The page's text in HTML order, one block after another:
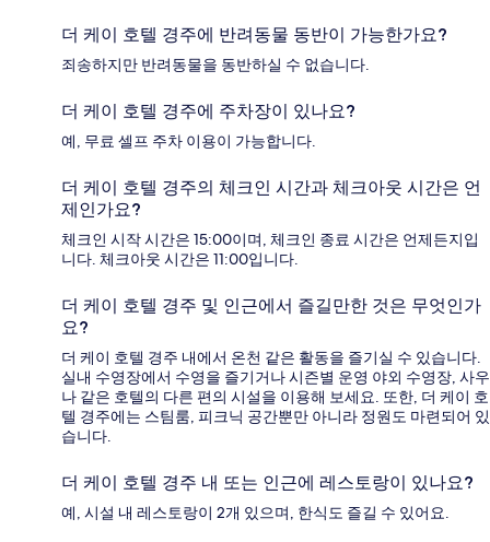
더 케이 호텔 경주에 반려동물 동반이 가능한가요?
죄송하지만 반려동물을 동반하실 수 없습니다.
더 케이 호텔 경주에 주차장이 있나요?
예, 무료 셀프 주차 이용이 가능합니다.
더 케이 호텔 경주의 체크인 시간과 체크아웃 시간은 언
제인가요?
체크인 시작 시간은 15:00이며, 체크인 종료 시간은 언제든지입
니다. 체크아웃 시간은 11:00입니다.
더 케이 호텔 경주 및 인근에서 즐길만한 것은 무엇인가
요?
더 케이 호텔 경주 내에서 온천 같은 활동을 즐기실 수 있습니다.
실내 수영장에서 수영을 즐기거나 시즌별 운영 야외 수영장, 사우
나 같은 호텔의 다른 편의 시설을 이용해 보세요. 또한, 더 케이 호
텔 경주에는 스팀룸, 피크닉 공간뿐만 아니라 정원도 마련되어 있
습니다.
더 케이 호텔 경주 내 또는 인근에 레스토랑이 있나요?
예, 시설 내 레스토랑이 2개 있으며, 한식도 즐길 수 있어요.